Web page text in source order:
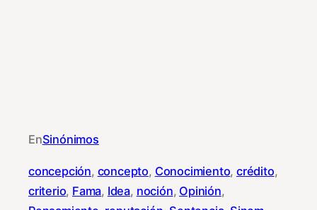
EnSinónimos
concepción, concepto, Conocimiento, crédito
criterio, Fama, Idea, noción, Opinión